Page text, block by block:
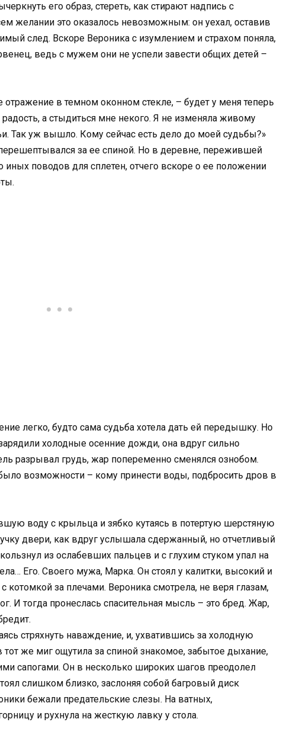
его образ, стереть, как стирают надпись с
желании это оказалось невозможным: он уехал, оставив
след. Вскоре Вероника с изумлением и страхом поняла,
ведь с мужем они не успели завести общих детей –
отражение в темном оконном стекле, – будет у меня теперь
а стыдиться мне некого. Я не изменяла живому
Так уж вышло. Кому сейчас есть дело до моей судьбы?»
за ее спиной. Но в деревне, пережившей
иных поводов для сплетен, отчего вскоре о ее положении
легко, будто сама судьба хотела дать ей передышку. Но
холодные осенние дожди, она вдруг сильно
разрывал грудь, жар попеременно сменялся ознобом.
возможности – кому принести воды, подбросить дров в
воду с крыльца и зябко кутаясь в потертую шерстяную
двери, как вдруг услышала сдержанный, но отчетливый
из ослабевших пальцев и с глухим стуком упал на
Его. Своего мужа, Марка. Он стоял у калитки, высокий и
котомкой за плечами. Вероника смотрела, не веря глазам,
И тогда пронеслась спасительная мысль – это бред. Жар,
стряхнуть наваждение, и, ухватившись за холодную
тот же миг ощутила за спиной знакомое, забытое дыхание,
сапогами. Он в несколько широких шагов преодолел
слишком близко, заслоняя собой багровый диск
бежали предательские слезы. На ватных,
и рухнула на жесткую лавку у стола.